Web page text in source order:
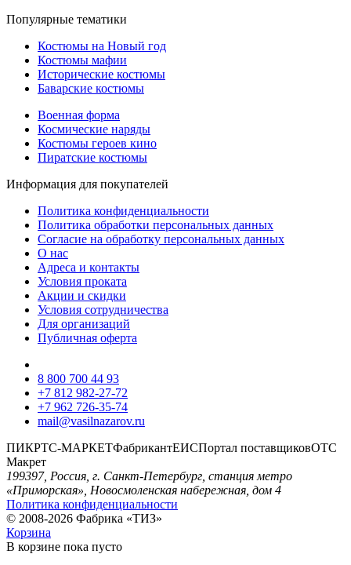
Популярные тематики
Костюмы на Новый год
Костюмы мафии
Исторические костюмы
Баварские костюмы
Военная форма
Космические наряды
Костюмы героев кино
Пиратские костюмы
Информация для покупателей
Политика конфиденциальности
Политика обработки персональных данных
Согласие на обработку персональных данных
О нас
Адреса и контакты
Условия проката
Акции и скидки
Условия сотрудничества
Для организаций
Публичная оферта
8 800 700 44 93
+7 812 982-27-72
+7 962 726-35-74
mail@vasilnazarov.ru
ПИКРТС-МАРКЕТФабрикантЕИСПортал поставщиковОТС
Макрет
199397, Россия, г. Санкт-Петербург, станция метро
«Приморская», Новосмоленская набережная, дом 4
Политика конфиденциальности
© 2008-2026 Фабрика «ТИЗ»
Корзина
В корзине пока пусто